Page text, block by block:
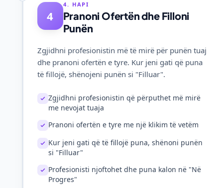
4
4. HAPI
Pranoni Ofertën dhe Filloni
Punën
Zgjidhni profesionistin më të mirë për punën tuaj
dhe pranoni ofertën e tyre. Kur jeni gati që puna
të fillojë, shënojeni punën si "Filluar".
Zgjidhni profesionistin që përputhet më mirë
me nevojat tuaja
Pranoni ofertën e tyre me një klikim të vetëm
Kur jeni gati që të fillojë puna, shënoni punën
si "Filluar"
Profesionisti njoftohet dhe puna kalon në "Në
Progres"